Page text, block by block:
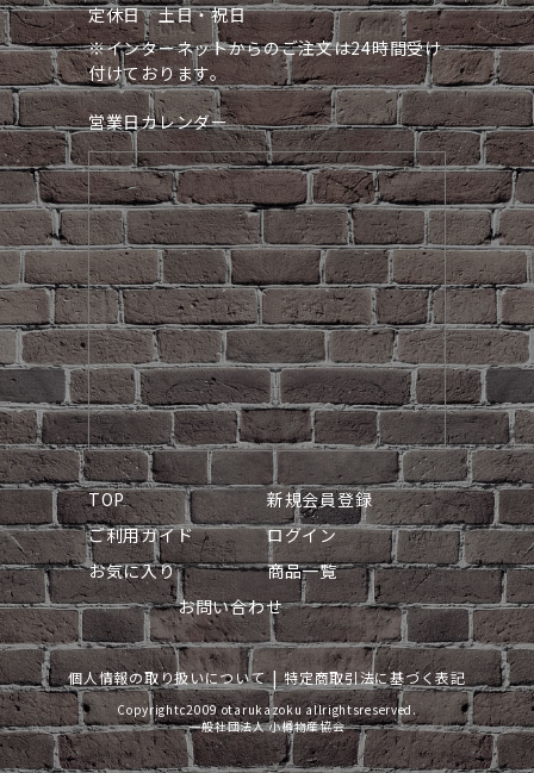
定休日 土日・祝日
※インターネットからのご注文は24時間受け
付けております。
営業日カレンダー
TOP
新規会員登録
ご利用ガイド
ログイン
お気に入り
商品一覧
お問い合わせ
個人情報の取り扱いについて 特定商取引法に基づく表記
Copyrightc2009 otarukazoku allrightsreserved.
一般社団法人 小樽物産協会